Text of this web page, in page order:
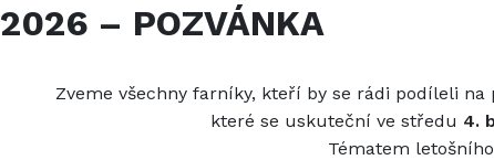
2026 – POZVÁNKA
Zveme všechny farníky, kteří by se rádi podíleli na
které se uskuteční ve středu 4.
Tématem